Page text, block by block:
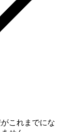
これまでにな